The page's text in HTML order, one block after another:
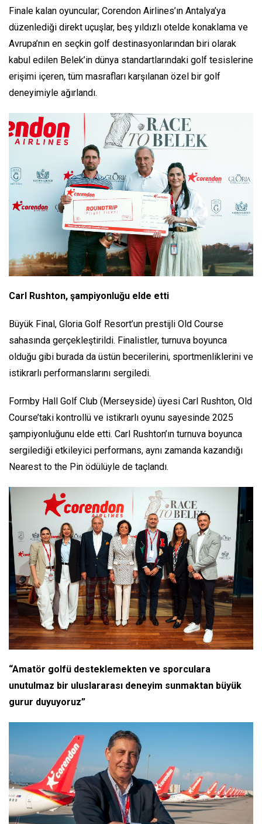
Finale kalan oyuncular; Corendon Airlines’ın Antalya’ya
düzenlediği direkt uçuşlar, beş yıldızlı otelde konaklama ve
Avrupa’nın en seçkin golf destinasyonlarından biri olarak
kabul edilen Belek’in dünya standartlarındaki golf tesislerine
erişimi içeren, tüm masrafları karşılanan özel bir golf
deneyimiyle ağırlandı.
Carl Rushton, şampiyonluğu elde etti
Büyük Final, Gloria Golf Resort’un prestijli Old Course
sahasında gerçekleştirildi. Finalistler, turnuva boyunca
olduğu gibi burada da üstün becerilerini, sportmenliklerini ve
istikrarlı performanslarını sergiledi.
Formby Hall Golf Club (Merseyside) üyesi Carl Rushton, Old
Course’taki kontrollü ve istikrarlı oyunu sayesinde 2025
şampiyonluğunu elde etti. Carl Rushton’ın turnuva boyunca
sergilediği etkileyici performans, aynı zamanda kazandığı
Nearest to the Pin ödülüyle de taçlandı.
“Amatör golfü desteklemekten ve sporculara
unutulmaz bir uluslararası deneyim sunmaktan büyük
gurur duyuyoruz”